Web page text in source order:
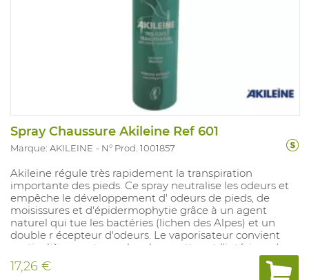
Spray Chaussure Akileine Ref 601
Marque: AKILEINE N° Prod. 1001857
Akileine régule très rapidement la transpiration
importante des pieds. Ce spray neutralise les odeurs et
empêche le développement d' odeurs de pieds, de
moisissures et d'épidermophytie grâce à un agent
naturel qui tue les bactéries (lichen des Alpes) et un
double r écepteur d'odeurs. Le vaporisateur convient
particulièrement pour les chaussettes et l'intérieur des
chaussures. Protège le cuir des chaussures. Emballage:
150ml.
17,26 €